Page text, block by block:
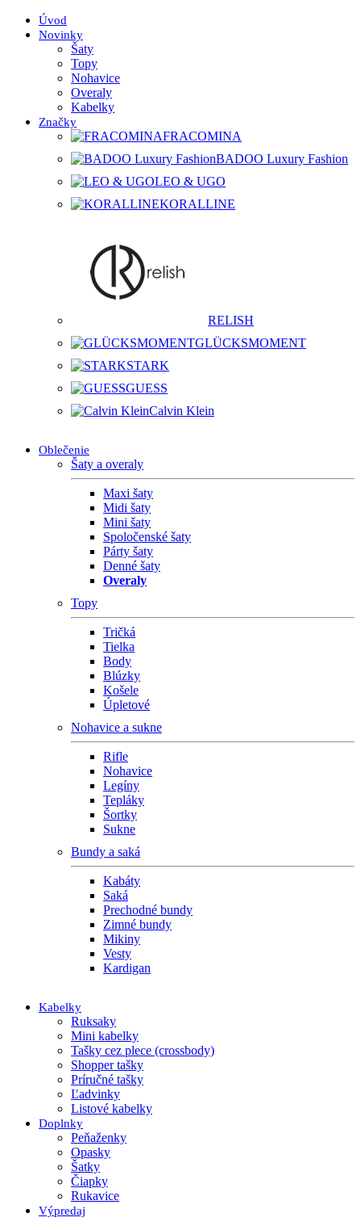
Úvod
Novinky
Šaty
Topy
Nohavice
Overaly
Kabelky
Značky
FRACOMINA
BADOO Luxury Fashion
LEO & UGO
KORALLINE
RELISH
GLÜCKSMOMENT
STARK
GUESS
Calvin Klein
Oblečenie
Šaty a overaly
Maxi šaty
Midi šaty
Mini šaty
Spoločenské šaty
Párty šaty
Denné šaty
Overaly
Topy
Tričká
Tielka
Body
Blúzky
Košele
Úpletové
Nohavice a sukne
Rifle
Nohavice
Legíny
Tepláky
Šortky
Sukne
Bundy a saká
Kabáty
Saká
Prechodné bundy
Zimné bundy
Mikiny
Vesty
Kardigan
Kabelky
Ruksaky
Mini kabelky
Tašky cez plece (crossbody)
Shopper tašky
Príručné tašky
Ľadvinky
Listové kabelky
Doplnky
Peňaženky
Opasky
Šatky
Čiapky
Rukavice
Výpredaj